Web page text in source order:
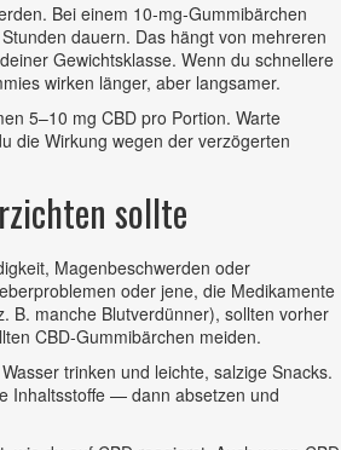
Bei einem 10‑mg‑Gummibärchen
dauern. Das hängt von mehreren
Gewichtsklasse. Wenn du schnellere
wirken länger, aber langsamer.
5–10 mg CBD pro Portion. Warte
die Wirkung wegen der verzögerten
sollte
Magenbeschwerden oder
oder jene, die Medikamente
B. manche Blutverdünner), sollten vorher
CBD‑Gummibärchen meiden.
trinken und leichte, salzige Snacks.
Inhaltsstoffe — dann absetzen und